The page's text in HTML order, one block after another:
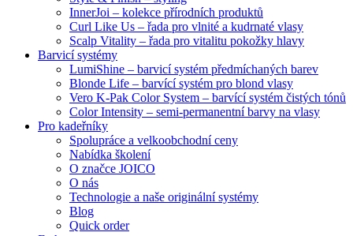
InnerJoi – kolekce přírodních produktů
Curl Like Us – řada pro vlnité a kudrnaté vlasy
Scalp Vitality – řada pro vitalitu pokožky hlavy
Barvicí systémy
LumiShine – barvicí systém předmíchaných barev
Blonde Life – barvící systém pro blond vlasy
Vero K-Pak Color System – barvící systém čistých tónů
Color Intensity – semi-permanentní barvy na vlasy
Pro kadeřníky
Spolupráce a velkoobchodní ceny
Nabídka školení
O značce JOICO
O nás
Technologie a naše originální systémy
Blog
Quick order